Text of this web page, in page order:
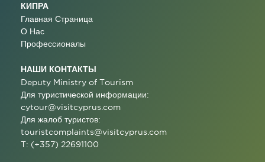
КИПРА
Главная Страница
О Нас
Профессионалы
НАШИ КОНТАКТЫ
Deputy Ministry of Tourism
Для туристической информации:
cytour@visitcyprus.com
Для жалоб туристов:
touristcomplaints@visitcyprus.com
T: (+357) 22691100